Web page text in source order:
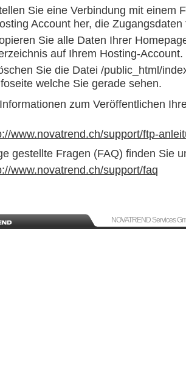
Sie eine Verbindung mit einem
Account her, die
Sie alle Daten Ihrer
auf Ihrem Hosting-Account.
Sie die Datei /public_html/
welche Sie gerade sehen.
zum Veröffentlichen
www.novatrend.ch/support/ftp-
gestellte Fragen (FAQ) finden Sie
www.novatrend.ch/support/faq
NOVATREND Services